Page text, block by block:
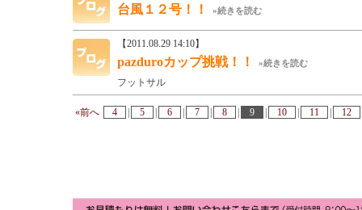
台風１２号！！ »続きを読む
【2011.08.29 14:10】
pazduroカップ挑戦！！ »続きを読む
フットサル
«前へ 4 5 6 7 8 9 10 11 12